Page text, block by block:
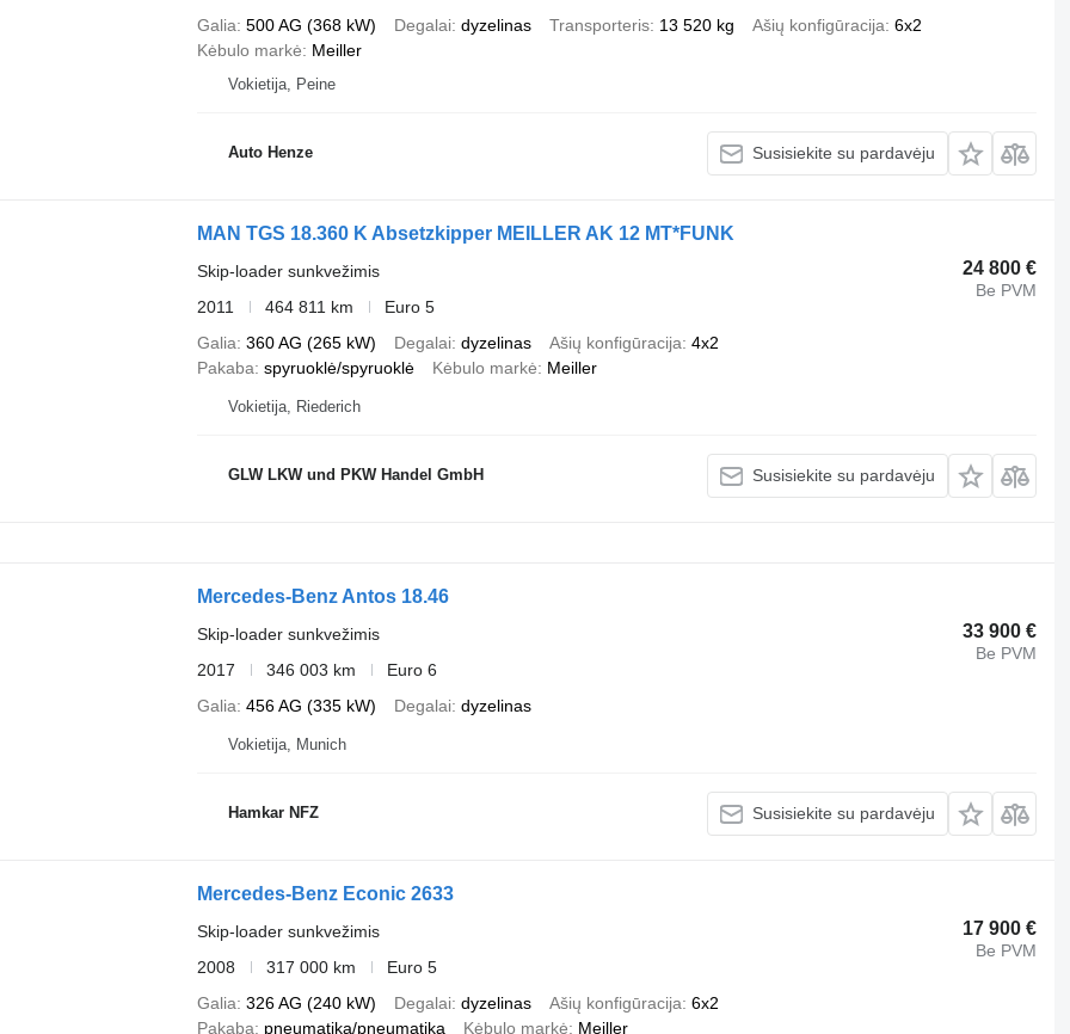
Galia 500 AG (368 kW) Degalai dyzelinas Transporteris 13 520 kg Ašių konfigūracija 6x2
Kėbulo markė
Meiller
Vokietija, Peine
Auto Henze Susisiekite su pardavėju
MAN TGS 18.360 K Absetzkipper MEILLER AK 12 MT*FUNK
24 800 €
Be PVM
Skip-loader sunkvežimis
2011
464 811 km
Euro 5
Galia 360 AG (265 kW) Degalai dyzelinas Ašių konfigūracija 4x2
Pakaba spyruoklė/spyruoklė Kėbulo markė Meiller
Vokietija, Riederich
GLW LKW und PKW Handel GmbH Susisiekite su pardavėju
Mercedes-Benz Antos 18.46
33 900 €
Be PVM
Skip-loader sunkvežimis
2017
346 003 km
Euro 6
Galia 456 AG (335 kW) Degalai dyzelinas
Vokietija, Munich
Hamkar NFZ Susisiekite su pardavėju
Mercedes-Benz Econic 2633
17 900 €
Be PVM
Skip-loader sunkvežimis
2008
317 000 km
Euro 5
Galia 326 AG (240 kW) Degalai dyzelinas Ašių konfigūracija 6x2
Pakaba
pneumatika/pneumatika Kėbulo markė Meiller